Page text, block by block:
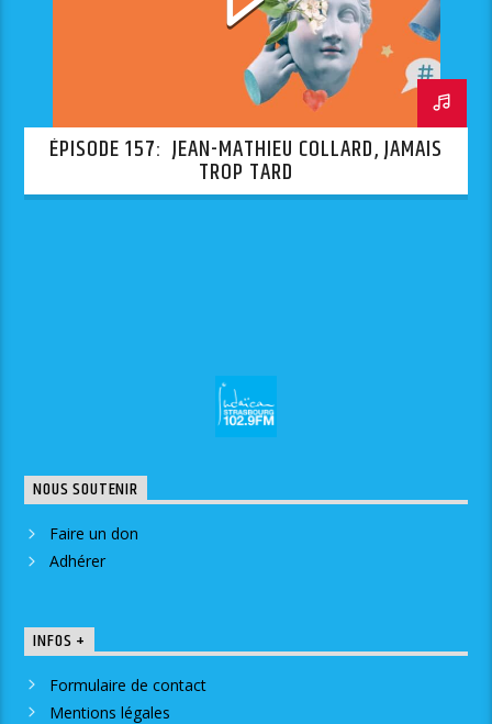
ÉPISODE 157: JEAN-MATHIEU COLLARD, JAMAIS
TROP TARD
NOUS SOUTENIR
Faire un don
Adhérer
INFOS +
Formulaire de contact
Mentions légales